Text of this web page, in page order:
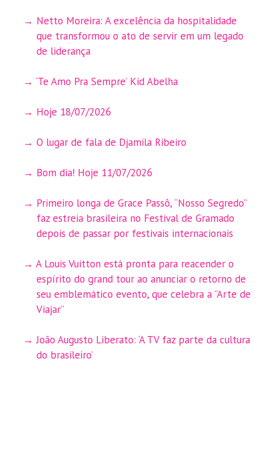
Netto Moreira: A excelência da hospitalidade
que transformou o ato de servir em um legado
de liderança
‘Te Amo Pra Sempre’ Kid Abelha
Hoje 18/07/2026
O lugar de fala de Djamila Ribeiro
Bom dia! Hoje 11/07/2026
Primeiro longa de Grace Passô, “Nosso Segredo”
faz estreia brasileira no Festival de Gramado
depois de passar por festivais internacionais
A Louis Vuitton está pronta para reacender o
espírito do grand tour ao anunciar o retorno de
seu emblemático evento, que celebra a ”Arte de
Viajar”
João Augusto Liberato: ‘A TV faz parte da cultura
do brasileiro’